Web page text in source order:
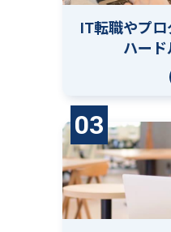
IT転職やプ
ハード
03